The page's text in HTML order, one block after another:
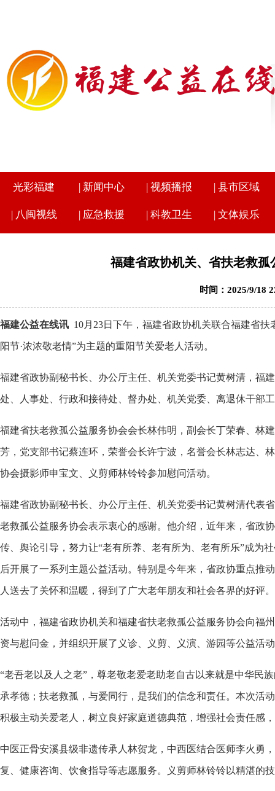
光彩福建 | 新闻中心 | 视频播报 | 县市区域
| 八闽视线 | 应急救援 | 科教卫生 | 文体娱乐
福建省政协机关、省扶老救
时间：2025/9/18
福建公益在线讯 10月23日下午，福建省政协机关联合福建省
阳节·浓浓敬老情”为主题的重阳节关爱老人活动。
福建省政协副秘书长、办公厅主任、机关党委书记黄树清，福
处、人事处、行政和接待处、督办处、机关党委、离退休干部
福建省扶老救孤公益服务协会会长林伟明，副会长丁荣春、林
芳，党支部书记蔡连环，荣誉会长许宁波，名誉会长林志达、
协会摄影师申宝文、义剪师林铃铃参加慰问活动。
福建省政协副秘书长、办公厅主任、机关党委书记黄树清代表
老救孤公益服务协会表示衷心的感谢。他介绍，近年来，省政
传、舆论引导，努力让“老有所养、老有所为、老有所乐”成为
后开展了一系列主题公益活动。特别是今年来，省政协重点推
人送去了关怀和温暖，得到了广大老年朋友和社会各界的好评。
活动中，福建省政协机关和福建省扶老救孤公益服务协会向福
资与慰问金，并组织开展了义诊、义剪、义演、游园等公益活
“老吾老以及人之老”，尊老敬老爱老助老自古以来就是中华民
承孝德；扶老救孤，与爱同行，是我们的信念和责任。本次活
积极主动关爱老人，树立良好家庭道德典范，增强社会责任感
中医正骨安溪县级非遗传承人林贺龙，中西医结合医师李火勇
复、健康咨询、饮食指导等志愿服务。义剪师林铃铃以精湛的